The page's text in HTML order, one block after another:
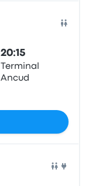
20:15
Terminal
Ancud